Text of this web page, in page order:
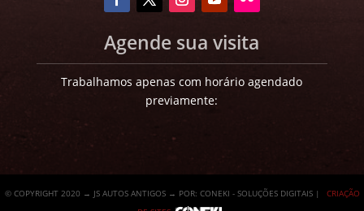
Agende sua visita
Trabalhamos apenas com horário agendado
previamente:
© COPYRIGHT 2020 → JS AUTOS ANTIGOS → POR: CONEKI - SOLUÇÕES DIGITAIS |
CRIAÇÃO